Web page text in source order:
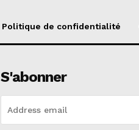
Politique de confidentialité
S'abonner